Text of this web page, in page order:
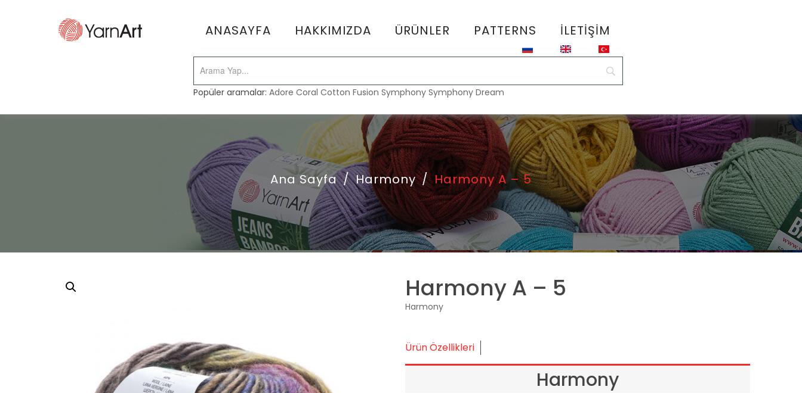
ANASAYFA HAKKIMIZDA ÜRÜNLER PATTERNS İLETIŞIM
Popüler aramalar:Adore Coral Cotton Fusion Symphony Symphony Dream
Ana Sayfa / Harmony / Harmony A – 5
Harmony A – 5
Harmony
Ürün Özellikleri
Harmony